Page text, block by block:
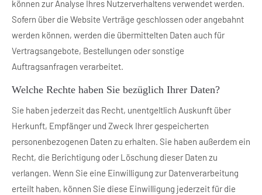
können zur Analyse Ihres Nutzerverhaltens verwendet werden.
Sofern über die Website Verträge geschlossen oder angebahnt
werden können, werden die übermittelten Daten auch für
Vertragsangebote, Bestellungen oder sonstige
Auftragsanfragen verarbeitet.
Welche Rechte haben Sie bezüglich Ihrer Daten?
Sie haben jederzeit das Recht, unentgeltlich Auskunft über
Herkunft, Empfänger und Zweck Ihrer gespeicherten
personenbezogenen Daten zu erhalten. Sie haben außerdem ein
Recht, die Berichtigung oder Löschung dieser Daten zu
verlangen. Wenn Sie eine Einwilligung zur Datenverarbeitung
erteilt haben, können Sie diese Einwilligung jederzeit für die